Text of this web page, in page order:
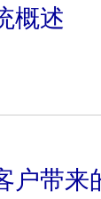
概述
户带来